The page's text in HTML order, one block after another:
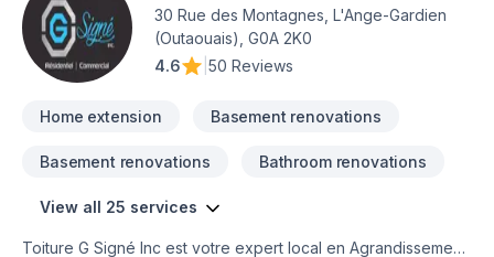
30 Rue des Montagnes, L'Ange-Gardien
(Outaouais), G0A 2K0
4.6
50 Reviews
Home extension Basement renovations
Basement renovations Bathroom renovations
View all 25 services
Toiture G Signé Inc est votre expert local en Agrandissement,